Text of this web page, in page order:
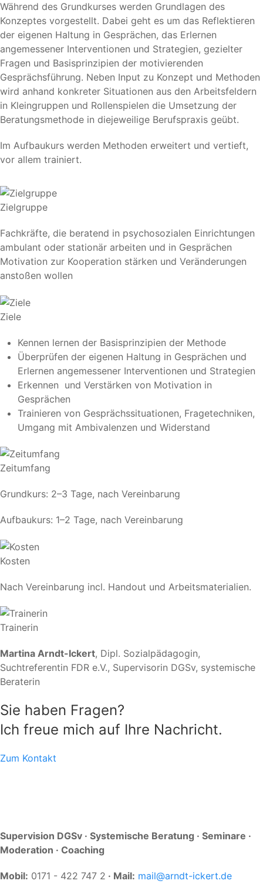
Während des Grundkurses werden Grundlagen des
Konzeptes vorgestellt. Dabei geht es um das Reflektieren
der eigenen Haltung in Gesprächen, das Erlernen
angemessener Interventionen und Strategien, gezielter
Fragen und Basisprinzipien der motivierenden
Gesprächsführung. Neben Input zu Konzept und Methoden
wird anhand konkreter Situationen aus den Arbeitsfeldern
in Kleingruppen und Rollenspielen die Umsetzung der
Beratungsmethode in diejeweilige Berufspraxis geübt.
Im Aufbaukurs werden Methoden erweitert und vertieft,
vor allem trainiert.
Zielgruppe
Fachkräfte, die beratend in psychosozialen Einrichtungen
ambulant oder stationär arbeiten und in Gesprächen
Motivation zur Kooperation stärken und Veränderungen
anstoßen wollen
Ziele
Kennen lernen der Basisprinzipien der Methode
Überprüfen der eigenen Haltung in Gesprächen und
Erlernen angemessener Interventionen und Strategien
Erkennen und Verstärken von Motivation in
Gesprächen
Trainieren von Gesprächssituationen, Fragetechniken,
Umgang mit Ambivalenzen und Widerstand
Zeitumfang
Grundkurs: 2–3 Tage, nach Vereinbarung
Aufbaukurs: 1–2 Tage, nach Vereinbarung
Kosten
Nach Vereinbarung incl. Handout und Arbeitsmaterialien.
Trainerin
Martina Arndt-Ickert, Dipl. Sozialpädagogin,
Suchtreferentin FDR e.V., Supervisorin DGSv, systemische
Beraterin
Sie haben Fragen?
Ich freue mich auf Ihre Nachricht.
Zum Kontakt
Supervision DGSv · Systemische Beratung · Seminare ·
Moderation · Coaching
Mobil: 0171 - 422 747 2 · Mail: mail@arndt-ickert.de